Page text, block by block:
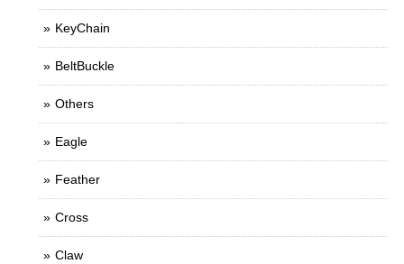
KeyChain
BeltBuckle
Others
Eagle
Feather
Cross
Claw